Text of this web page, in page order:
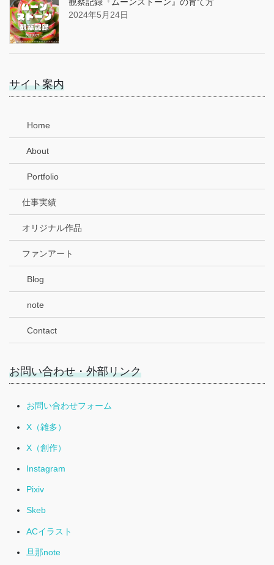
2024年5月24日
サイト案内
Home
About
Portfolio
仕事実績
オリジナル作品
ファンアート
Blog
note
Contact
お問い合わせ・外部リンク
お問い合わせフォーム
X（雑多）
X（創作）
Instagram
Pixiv
Skeb
ACイラスト
旦那note